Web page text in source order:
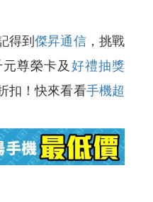
得到傑昇通信，挑戰
尊榮卡及 好禮抽獎
扣！快來看看手機超